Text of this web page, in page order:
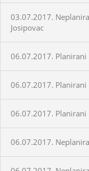
03.07.2017.
Josipovac
06.07.2017.
06.07.2017.
06.07.2017.
06.07.2017.